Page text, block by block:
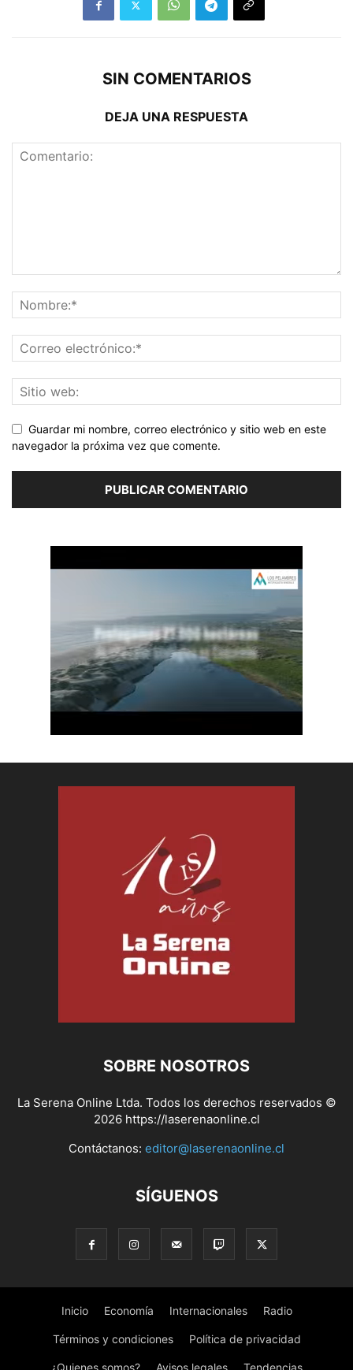
SIN COMENTARIOS
DEJA UNA RESPUESTA
Guardar mi nombre, correo electrónico y sitio web en este
navegador la próxima vez que comente.
SOBRE NOSOTROS
La Serena Online Ltda. Todos los derechos reservados ©
2026 https://laserenaonline.cl
Contáctanos: editor@laserenaonline.cl
SÍGUENOS
Inicio Economía Internacionales Radio
Términos y condiciones Política de privacidad